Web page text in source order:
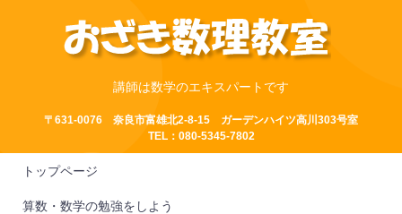
講師は数学のエキスパートです
〒631-0076 奈良市富雄北2-8-15 ガーデンハイツ高川303号室
TEL：080-5345-7802
トップページ
算数・数学の勉強をしよう